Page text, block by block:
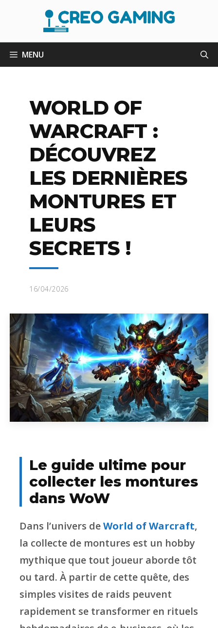
MENU
WORLD OF
WARCRAFT :
DÉCOUVREZ
LES DERNIÈRES
MONTURES ET
LEURS
SECRETS !
16/04/2026
Le guide ultime pour
collecter les montures
dans WoW
Dans l’univers deWorld of Warcraft,
la collecte de montures est un hobby
mythique que tout joueur aborde tôt
ou tard. À partir de cette quête, des
simples visites de raids peuvent
rapidement se transformer en rituels